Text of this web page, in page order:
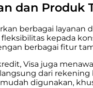
dan Produk
berbagai layanan
kepada
berbagai fitur
Visa juga
dari
digunakan,